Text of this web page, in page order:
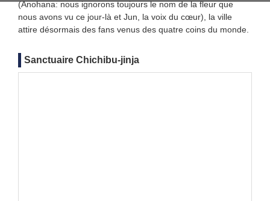
(Anohana: nous ignorons toujours le nom de la fleur que
nous avons vu ce jour-là et Jun, la voix du cœur), la ville
attire désormais des fans venus des quatre coins du monde.
Sanctuaire Chichibu-jinja